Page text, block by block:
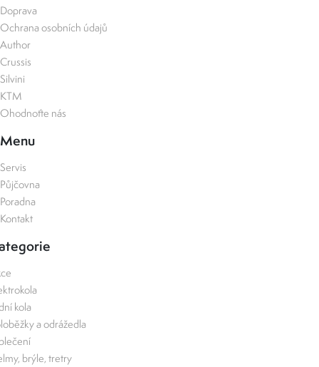
Doprava
Ochrana osobních údajů
Author
Crussis
Silvini
KTM
Ohodnoťte nás
Menu
Servis
Půjčovna
Poradna
Kontakt
kola
a odrážedla
brýle, tretry